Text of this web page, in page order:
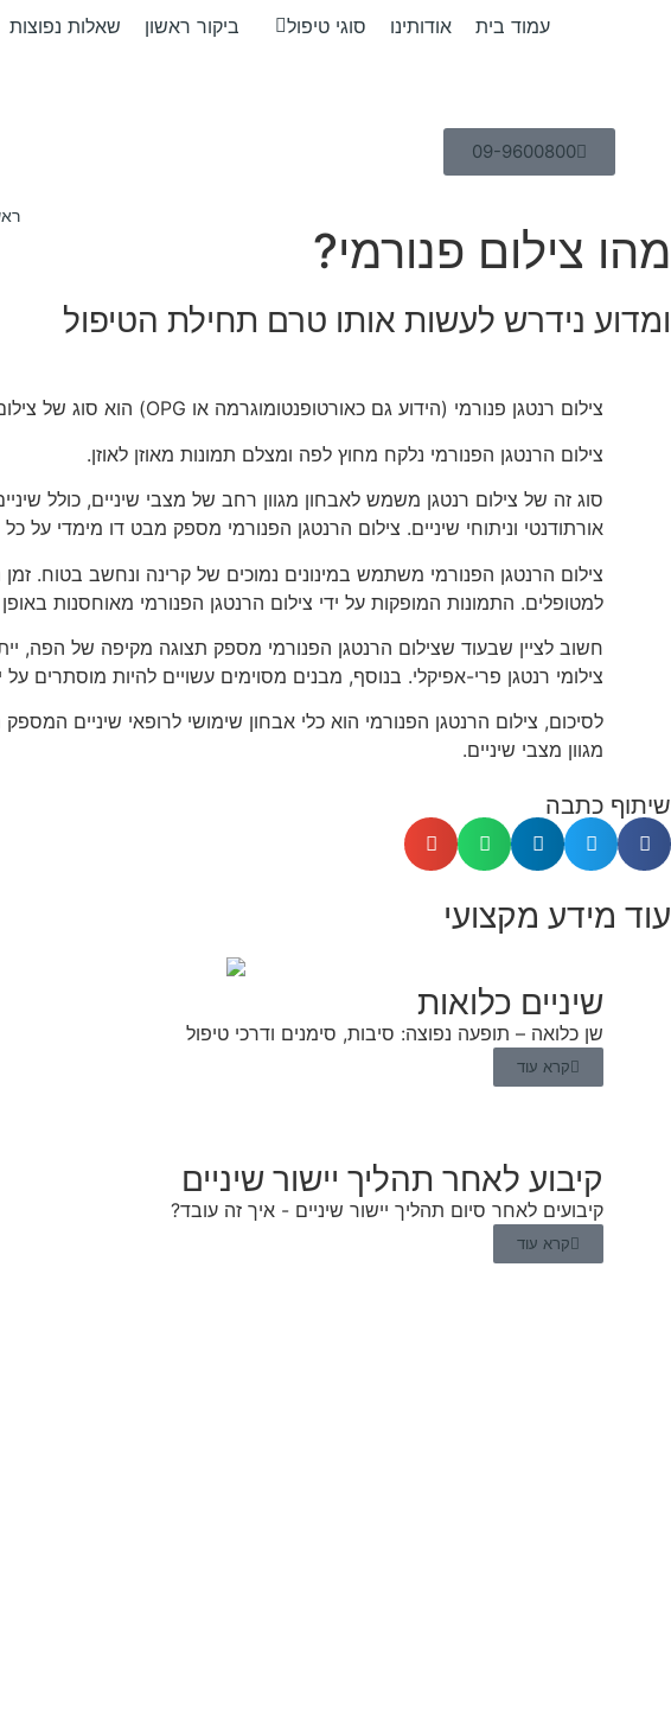
עמוד בית אודותינו סוגי טיפול ביקור ראשון שאלות נפוצות
09-9600800
מהו צילום פנורמי?
ומדוע נידרש לעשות אותו טרם תחילת הטיפול
צילום רנטגן פנורמי (הידוע גם כאורטופנטומוגרמה או OPG) הוא סוג של צילום שיניים המספק תצוגה מקיפה ורחב טווח של הפה, כולל השיניים, הלסתות, הסינוסים ומבנים אחרים מסביב.
צילום הרנטגן הפנורמי נלקח מחוץ לפה ומצלם תמונות מאוזן לאוזן.
סוג זה של צילום רנטגן משמש לאבחון מגוון רחב של מצבי שיניים, כולל
אורתודנטי וניתוחי שיניים. צילום הרנטגן הפנורמי מספק מבט דו מימדי
צילום הרנטגן הפנורמי משתמש במינונים נמוכים של קרינה ונחשב בטוח.
למטופלים. התמונות המופקות על ידי צילום הרנטגן הפנורמי מאוחסנות
חשוב לציין שבעוד שצילום הרנטגן הפנורמי מספק תצוגה מקיפה של הפה,
צילומי רנטגן פרי-אפיקלי. בנוסף, מבנים מסוימים עשויים להיות מוסתרים
לסיכום, צילום הרנטגן הפנורמי הוא כלי אבחון שימושי לרופאי שיניים
מגוון מצבי שיניים.
שיתוף כתבה
עוד מידע מקצועי
שיניים כלואות
שן כלואה – תופעה נפוצה: סיבות, סימנים ודרכי טיפול
קרא עוד
קיבוע לאחר תהליך יישור שיניים
קיבועים לאחר סיום תהליך יישור שיניים - איך זה עובד?
קרא עוד